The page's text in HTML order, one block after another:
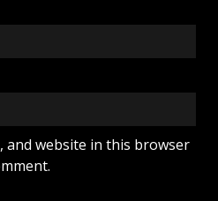
and website in this browser